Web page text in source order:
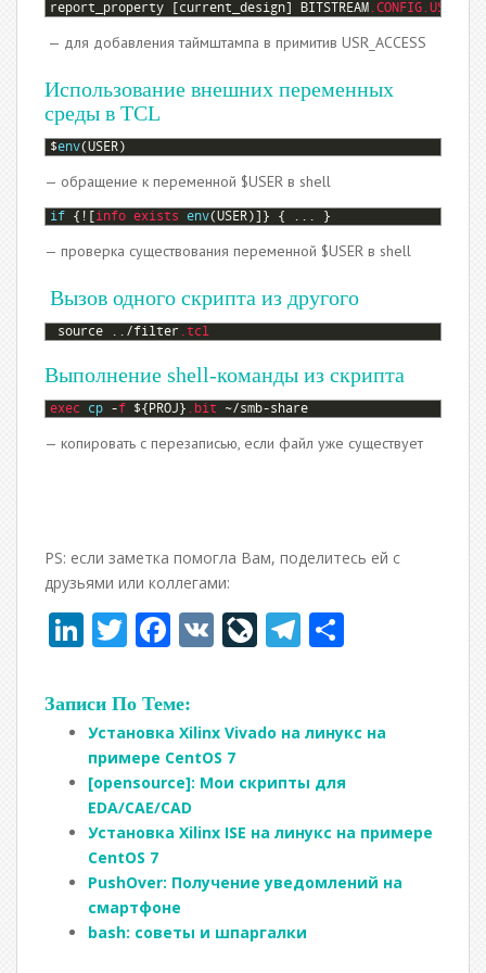
report_property
[current_design] BITSTREAM .CONFIG
— для добавления таймштампа в примитив USR_ACCESS
Использование внешних переменных
среды в TCL
$env(USER)
— обращение к переменной $USER в shell
if { ! [info exists env(USER)] } { . . . }
— проверка существования переменной $USER в shell
Вызов одного скрипта из другого
source . . /filter .tcl
Выполнение shell-команды из скрипта
exec cp -f ${ PROJ} .bit ~/smb-share
— копировать с перезаписью, если файл уже существует
PS: если заметка помогла Вам, поделитесь ей с
друзьями или коллегами:
Li
k
e
dI
n
T
itt
er
F
e
b
o
o
k
V Li
o
u
r
n
al
T
gr
a
m
р
а
в
и
т
Записи По Теме:
Установка Xilinx Vivado на линукс на
примере CentOS 7
[opensource]: Мои скрипты для
EDA/CAE/CAD
Установка Xilinx ISE на линукс на примере
CentOS 7
PushOver: Получение уведомлений на
смартфоне
bash: советы и шпаргалки